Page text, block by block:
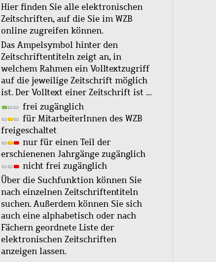
Hier finden Sie alle elektronischen
Zeitschriften, auf die Sie im WZB
online zugreifen können.
Das Ampelsymbol hinter den
Zeitschriftentiteln zeigt an, in
welchem Rahmen ein Volltextzugriff
auf die jeweilige Zeitschrift möglich
ist. Der Volltext einer Zeitschrift ist …
frei zugänglich
für MitarbeiterInnen des WZB
freigeschaltet
nur für einen Teil der
erschienenen Jahrgänge zugänglich
nicht frei zugänglich
Über die Suchfunktion können Sie
nach einzelnen Zeitschriftentiteln
suchen. Außerdem können Sie sich
auch eine alphabetisch oder nach
Fächern geordnete Liste der
elektronischen Zeitschriften
anzeigen lassen.